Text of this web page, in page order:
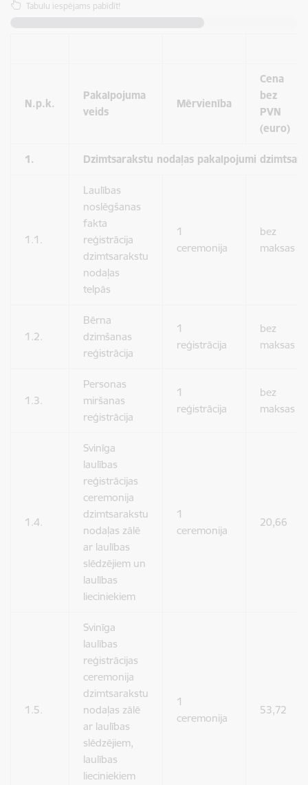
Tabulu iespējams pabīdīt!
N.p.k.
Pakalpojuma
veids
Mērvienība
Cena
bez
PVN
(euro)
1. Dzimtsarakstu nodaļas pakalpojumi
1.1.
Laulības
noslēgšanas
fakta
reģistrācija
dzimtsarakstu
nodaļas
telpās
1
ceremonija
bez
maksas
1.2.
Bērna
dzimšanas
reģistrācija
1
reģistrācija
bez
maksas
1.3.
Personas
miršanas
reģistrācija
1
reģistrācija
bez
maksas
1.4.
Svinīga
laulības
reģistrācijas
ceremonija
dzimtsarakstu
nodaļas zālē
ar laulības
slēdzējiem un
laulības
lieciniekiem
1
ceremonija
20,66
1.5.
Svinīga
laulības
reģistrācijas
ceremonija
dzimtsarakstu
nodaļas zālē
ar laulības
slēdzējiem,
laulības
lieciniekiem
1
ceremonija
53,72